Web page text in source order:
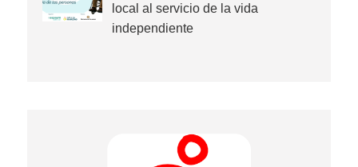
local al servicio de la vida
independiente